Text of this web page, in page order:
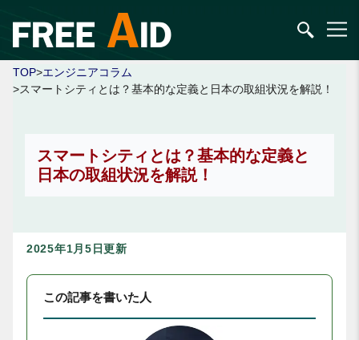
TOP>エンジニアコラム
>スマートシティとは？基本的な定義と日本の取組状況を解説！
スマートシティとは？基本的な定義と
日本の取組状況を解説！
2025年1月5日更新
この記事を書いた人